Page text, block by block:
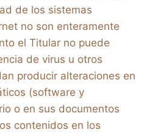
de los sistemas
no son enteramente
el Titular no puede
de virus u otros
producir alteraciones en
(software y
o en sus documentos
contenidos en los